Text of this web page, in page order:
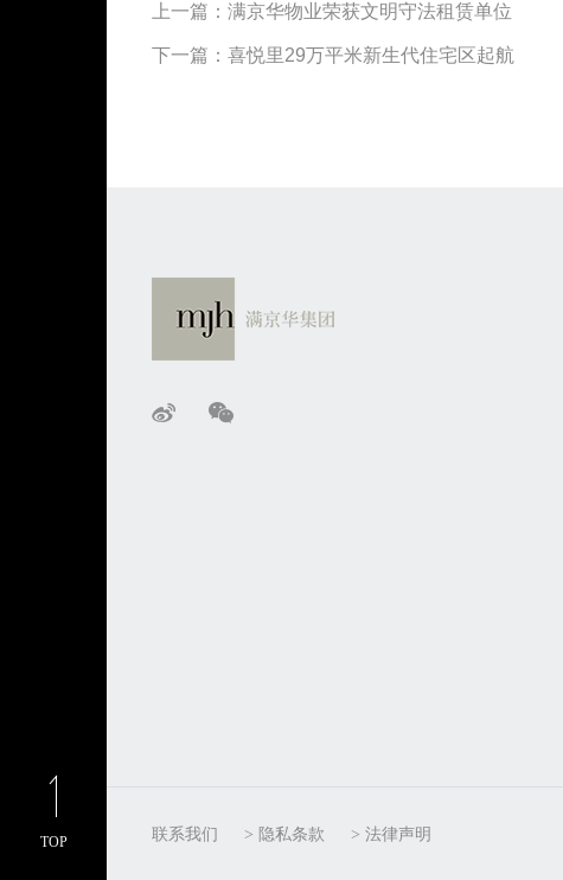
TOP
上一篇： 满京华物业荣获文明守法租赁单位
下一篇： 喜悦里29万平米新生代住宅区起航
联系我们 > 隐私条款 > 法律声明